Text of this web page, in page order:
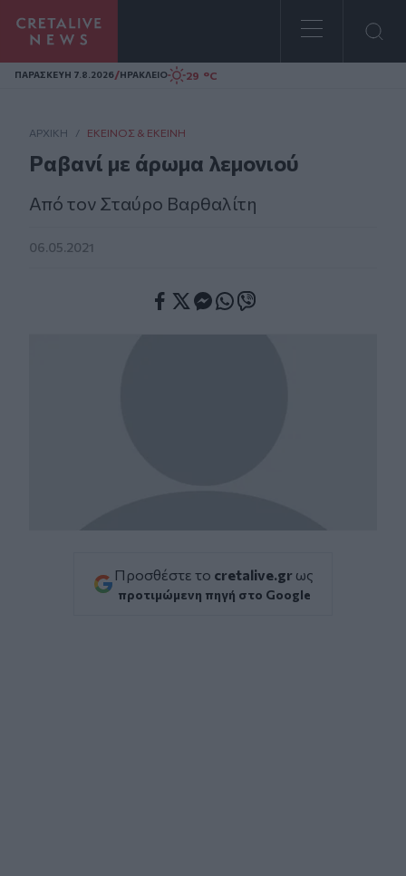
Homepage
ΠΑΡΑΣΚΕΥΗ 7.8.2026/ΗΡΑΚΛΕΙΟ 29 °C
ΑΡΧΙΚΗ / ΕΚΕΊΝΟΣ & ΕΚΕΊΝΗ
Ραβανί με άρωμα λεμονιού
Από τον Σταύρο Βαρθαλίτη
06.05.2021
Προσθέστε το cretalive.gr ως
προτιμώμενη πηγή στο Google